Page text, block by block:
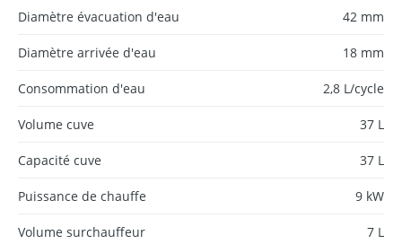
Diamètre évacuation d'eau 42 mm
Diamètre arrivée d'eau 18 mm
Consommation d'eau 2,8 L/cycle
Volume cuve 37 L
Capacité cuve 37 L
Puissance de chauffe 9 kW
Volume surchauffeur 7 L